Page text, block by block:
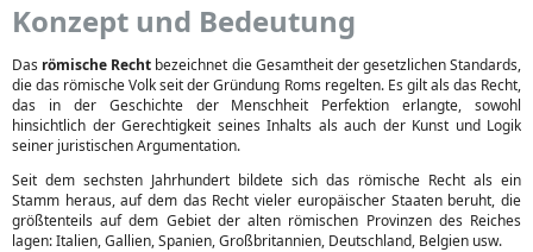
Konzept und Bedeutung
Das römische Recht bezeichnet die Gesamtheit der gesetzlichen Standards,
die das römische Volk seit der Gründung Roms regelten. Es gilt als das Recht,
das in der Geschichte der Menschheit Perfektion erlangte, sowohl
hinsichtlich der Gerechtigkeit seines Inhalts als auch der Kunst und Logik
seiner juristischen Argumentation.
Seit dem sechsten Jahrhundert bildete sich das römische Recht als ein
Stamm heraus, auf dem das Recht vieler europäischer Staaten beruht, die
größtenteils auf dem Gebiet der alten römischen Provinzen des Reiches
lagen: Italien, Gallien, Spanien, Großbritannien, Deutschland, Belgien usw.